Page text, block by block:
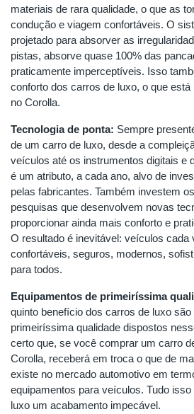
materiais de rara qualidade, o que as
condução e viagem confortáveis. O
projetado para absorver as
pistas, absorve quase 100% das
praticamente imperceptíveis. Isso
conforto dos carros de luxo, o que
no Corolla.
Tecnologia de ponta: Sempre
de um carro de luxo, desde a
veículos até os instrumentos digitais e
é um atributo, a cada ano, alvo de
pelas fabricantes. Também investem
pesquisas que desenvolvem novas
proporcionar ainda mais conforto e
O resultado é inevitável: veículos cada
confortáveis, seguros, modernos,
para todos.
Equipamentos de primeiríssima
quinto benefício dos carros de luxo
primeiríssima qualidade dispostos
certo que, se você comprar um carro
Corolla, receberá em troca o que de
existe no mercado automotivo em
equipamentos para veículos. Tudo
luxo um acabamento impecável.